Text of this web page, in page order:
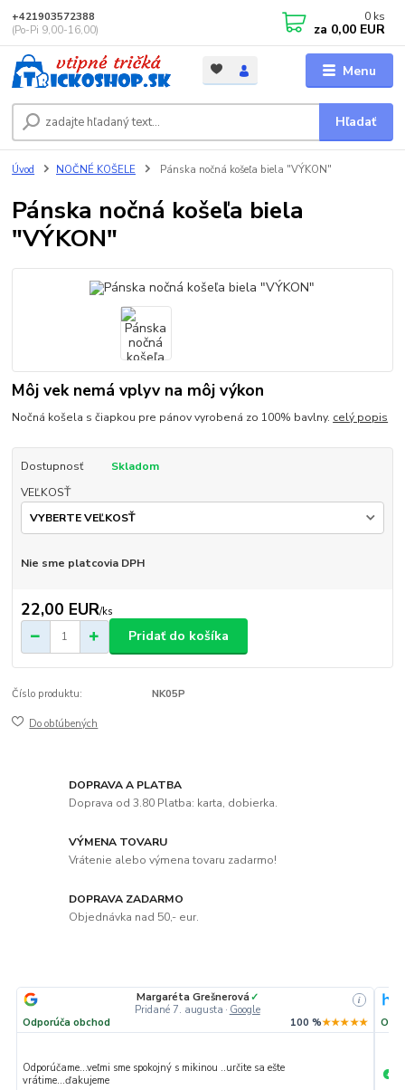
Menu
Hľadať
+421903572388
(Po-Pi 9,00-16,00)
0 ks
za 0,00 EUR
Úvod NOČNÉ KOŠELE Pánska nočná košeľa biela "VÝKON"
Pánska nočná košeľa biela
"VÝKON"
Môj vek nemá vplyv na môj výkon
Nočná košela s čiapkou pre pánov vyrobená zo 100% bavlny. celý popis
Dostupnosť
Skladom
VEĽKOSŤ
Nie sme platcovia DPH
22,00 EUR/ks
Pridať do košíka
Číslo produktu: NK05P
Do obľúbených
DOPRAVA A PLATBA
Doprava od 3.80 Platba: karta, dobierka.
VÝMENA TOVARU
Vrátenie alebo výmena tovaru zadarmo!
DOPRAVA ZADARMO
Objednávka nad 50,- eur.
Margaréta Grešnerová ✓
Pridané 7. augusta · Google
i
Odporúča obchod 100 %★★★★★
Odporúčame...veľmi sme spokojný s mikinou ..určite sa ešte
vrátime...ďakujeme
+